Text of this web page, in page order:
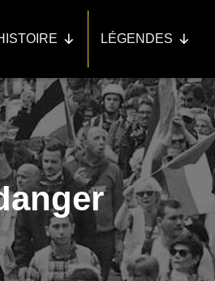
LÉGENDES